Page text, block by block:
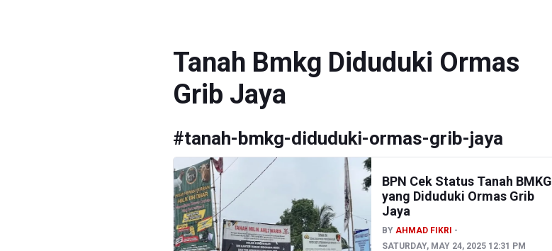
Tanah Bmkg Diduduki Ormas
Grib Jaya
#tanah-bmkg-diduduki-ormas-grib-jaya
BPN Cek Status Tanah BMKG
yang Diduduki Ormas Grib
Jaya
BY AHMAD FIKRI
SATURDAY, MAY 24, 2025 12:31 PM